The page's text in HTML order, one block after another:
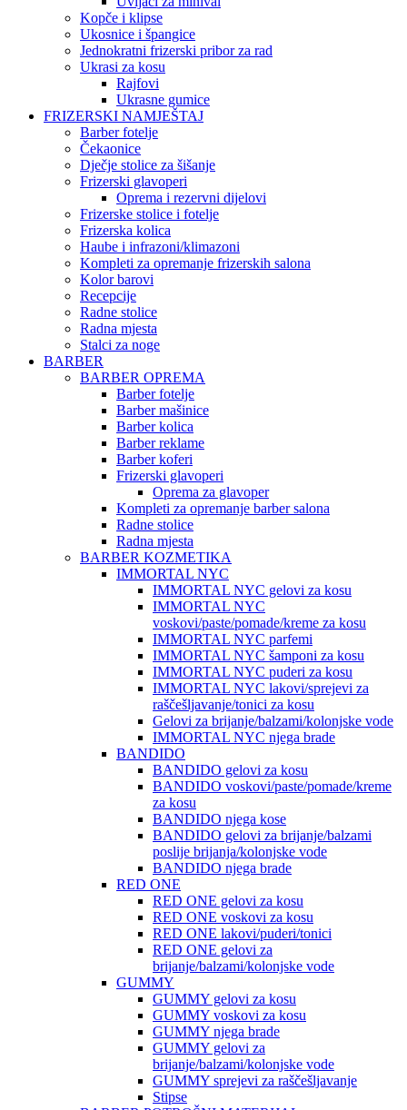
Kopče i klipse
Ukosnice i špangice
Jednokratni frizerski pribor za rad
Ukrasi za kosu
Rajfovi
Ukrasne gumice
FRIZERSKI NAMJEŠTAJ
Barber fotelje
Čekaonice
Dječje stolice za šišanje
Frizerski glavoperi
Oprema i rezervni dijelovi
Frizerske stolice i fotelje
Frizerska kolica
Haube i infrazoni/klimazoni
Kompleti za opremanje frizerskih salona
Kolor barovi
Recepcije
Radne stolice
Radna mjesta
Stalci za noge
BARBER
BARBER OPREMA
Barber fotelje
Barber mašinice
Barber kolica
Barber reklame
Barber koferi
Frizerski glavoperi
Oprema za glavoper
Kompleti za opremanje barber salona
Radne stolice
Radna mjesta
BARBER KOZMETIKA
IMMORTAL NYC
IMMORTAL NYC gelovi za kosu
IMMORTAL NYC
voskovi/paste/pomade/kreme za kosu
IMMORTAL NYC parfemi
IMMORTAL NYC šamponi za kosu
IMMORTAL NYC puderi za kosu
IMMORTAL NYC lakovi/sprejevi za
raščešljavanje/tonici za kosu
Gelovi za brijanje/balzami/kolonjske vode
IMMORTAL NYC njega brade
BANDIDO
BANDIDO gelovi za kosu
BANDIDO voskovi/paste/pomade/kreme
za kosu
BANDIDO njega kose
BANDIDO gelovi za brijanje/balzami
poslije brijanja/kolonjske vode
BANDIDO njega brade
RED ONE
RED ONE gelovi za kosu
RED ONE voskovi za kosu
RED ONE lakovi/puderi/tonici
RED ONE gelovi za
brijanje/balzami/kolonjske vode
GUMMY
GUMMY gelovi za kosu
GUMMY voskovi za kosu
GUMMY njega brade
GUMMY gelovi za
brijanje/balzami/kolonjske vode
GUMMY sprejevi za raščešljavanje
Stipse